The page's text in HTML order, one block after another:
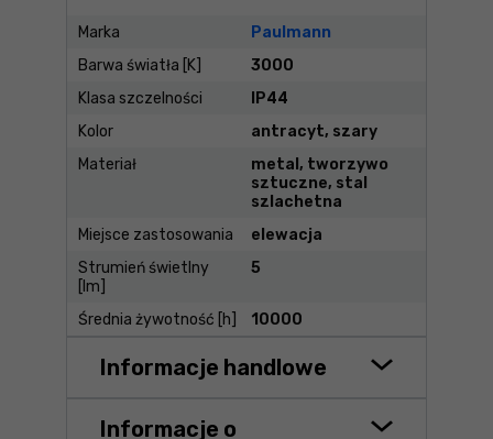
Marka
Paulmann
Barwa światła [K]
3000
Klasa szczelności
IP44
Kolor
antracyt, szary
Materiał
metal, tworzywo
sztuczne, stal
szlachetna
Miejsce zastosowania
elewacja
Strumień świetlny
[lm]
5
Średnia żywotność [h] 10000
Informacje handlowe
Informacje o